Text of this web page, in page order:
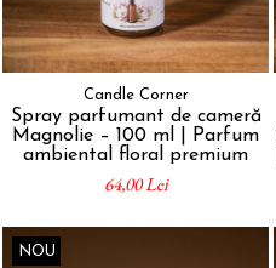
Candle Corner
Spray parfumant de cameră
Magnolie – 100 ml | Parfum
ambiental floral premium
64,00 Lei
NOU